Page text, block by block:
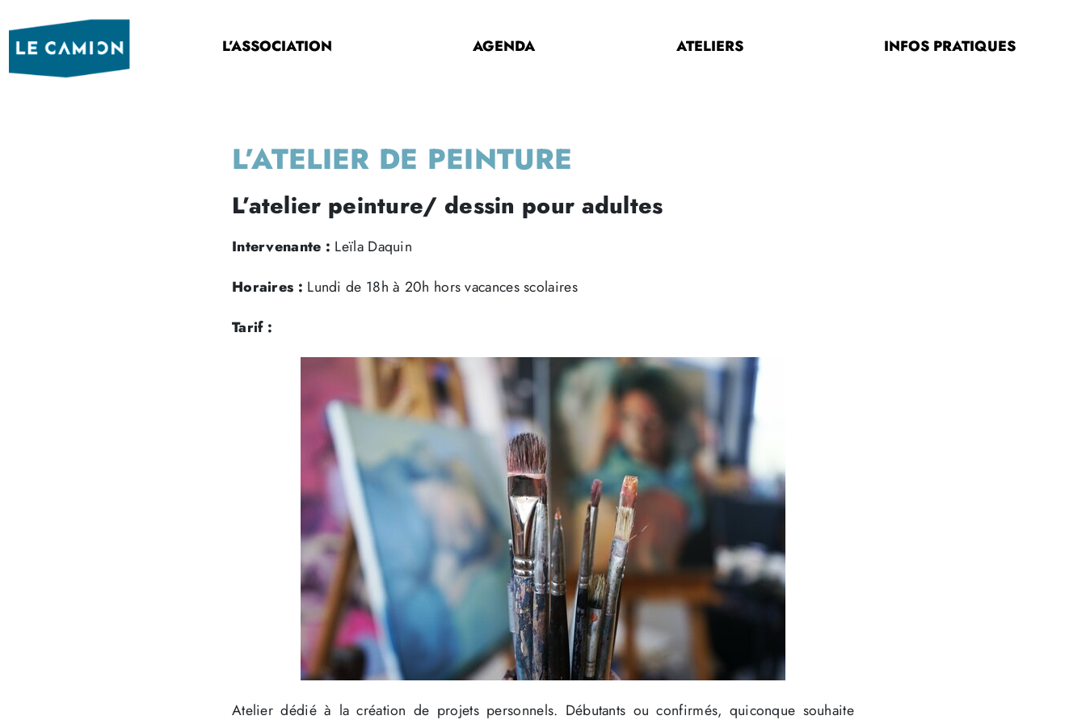
L’ASSOCIATION AGENDA ATELIERS INFOS PRATIQUES
L’ATELIER DE PEINTURE
L’atelier peinture/ dessin pour adultes
Intervenante : Leïla Daquin
Horaires : Lundi de 18h à 20h hors vacances scolaires
Tarif :
Atelier dédié à la création de projets personnels. Débutants ou confirmés, quiconque souhaite